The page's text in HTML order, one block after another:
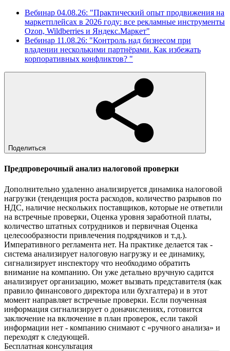
Вебинар 04.08.26: "Практический опыт продвижения на
маркетплейсах в 2026 году: все рекламные инструменты
Ozon, Wildberries и Яндекс.Маркет"
Вебинар 11.08.26: "Контроль над бизнесом при
владении несколькими партнёрами. Как избежать
корпоративных конфликтов? "
Поделиться
Предпроверочный анализ налоговой проверки
Дополнительно удаленно анализируется динамика налоговой
нагрузки (тенденция роста расходов, количество разрывов по
НДС, наличие нескольких поставщиков, которые не ответили
на встречные проверки, Оценка уровня заработной платы,
количество штатных сотрудников и первичная Оценка
целесообразности привлечения подрядчиков и т.д.).
Императивного регламента нет. На практике делается так -
система анализирует налоговую нагрузку и ее динамику,
сигнализирует инспектору что необходимо обратить
внимание на компанию. Он уже детально вручную садится
анализирует организацию, может вызвать представителя (как
правило финансового директора или бухгалтера) и в этот
момент направляет встречные проверки. Если поученная
информация сигнализирует о доначислениях, готовится
заключение на включение в план проверок, если такой
информации нет - компанию снимают с «ручного анализа» и
переходят к следующей.
Бесплатная консультация